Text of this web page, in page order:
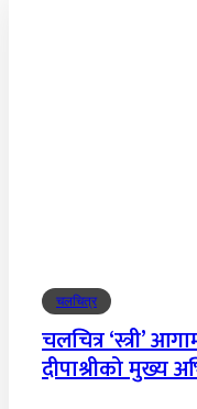
चलचित्र
चलचित्र ‘स्त्री’
दीपाश्रीको मुख्य